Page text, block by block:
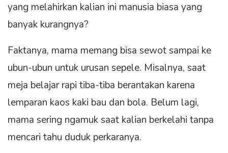
yang melahirkan kalian ini manusia biasa yang
banyak kurangnya?
Faktanya, mama memang bisa sewot sampai ke
ubun-ubun untuk urusan sepele. Misalnya, saat
meja belajar rapi tiba-tiba berantakan karena
lemparan kaos kaki bau dan bola. Belum lagi,
mama sering ngamuk saat kalian berkelahi tanpa
mencari tahu duduk perkaranya.